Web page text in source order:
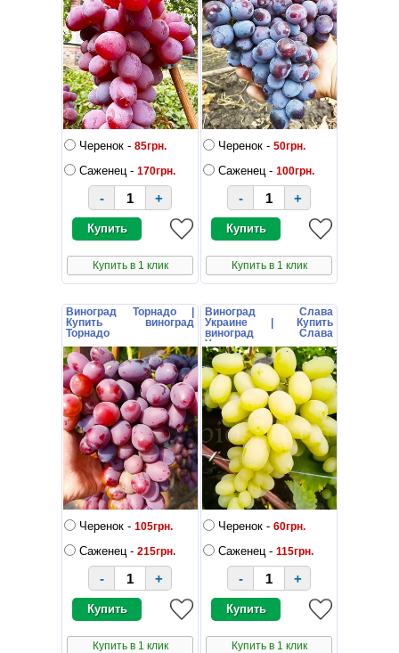
Черенок - 85грн.
Саженец - 170грн.
- +
Купить в 1 клик
Черенок - 50грн.
Саженец - 100грн.
- +
Купить в 1 клик
Виноград Торнадо |
Купить виноград
Торнадо
Черенок - 105грн.
Саженец - 215грн.
- +
Купить в 1 клик
Виноград Слава
Украине | Купить
виноград Слава
Украине
Черенок - 60грн.
Саженец - 115грн.
- +
Купить в 1 клик